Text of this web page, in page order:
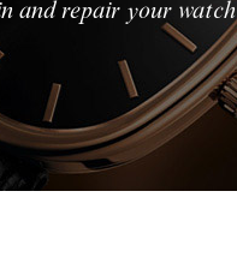
and repair your watch